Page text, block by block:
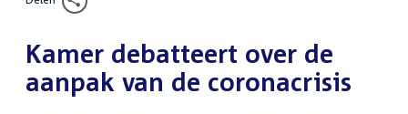
Kamer debatteert over de
aanpak van de coronacrisis